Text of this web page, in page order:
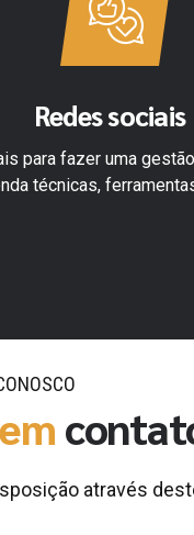
Redes sociais
para fazer uma
técnicas,
através